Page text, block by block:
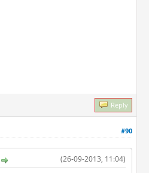
Reply
#90
(26-09-2013, 11:04)